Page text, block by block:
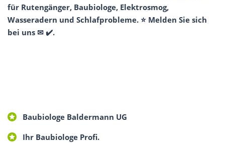
für Rutengänger, Baubiologe, Elektrosmog,
Wasseradern und Schlafprobleme. ⭐ Melden Sie sich
bei uns ✉ ✔️.
Baubiologe Baldermann UG
Ihr Baubiologe Profi.